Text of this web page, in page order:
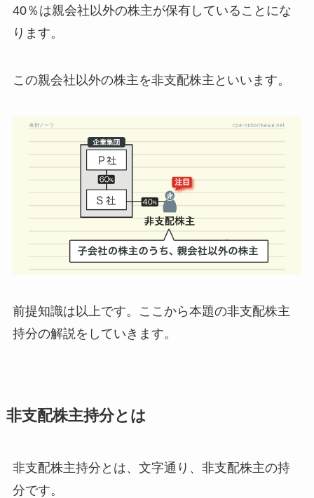
40％は親会社以外の株主が保有していることにな
ります。
この親会社以外の株主を非支配株主 といいます。
前提知識は以上です。ここから本題の非支配株主
持分の解説をしていきます。
非支配株主持分とは
非支配株主持分とは、文字通り、 非支配株主の持
分です。